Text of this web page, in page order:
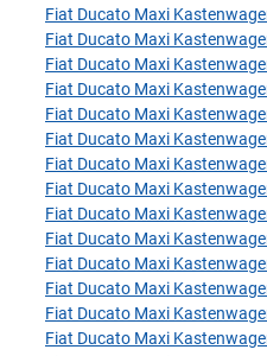
Fiat Ducato Maxi
Fiat Ducato Maxi
Fiat Ducato Maxi
Fiat Ducato Maxi
Fiat Ducato Maxi
Fiat Ducato Maxi
Fiat Ducato Maxi
Fiat Ducato Maxi
Fiat Ducato Maxi
Fiat Ducato Maxi
Fiat Ducato Maxi
Fiat Ducato Maxi
Fiat Ducato Maxi
Fiat Ducato Maxi